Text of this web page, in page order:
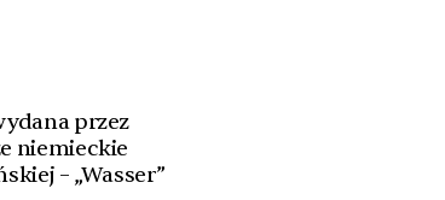
przez
niemieckie
– „Wasser”